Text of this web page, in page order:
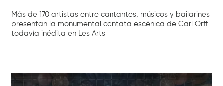
Más de 170 artistas entre cantantes, músicos y bailarines
presentan la monumental cantata escénica de Carl Orff
todavía inédita en Les Arts